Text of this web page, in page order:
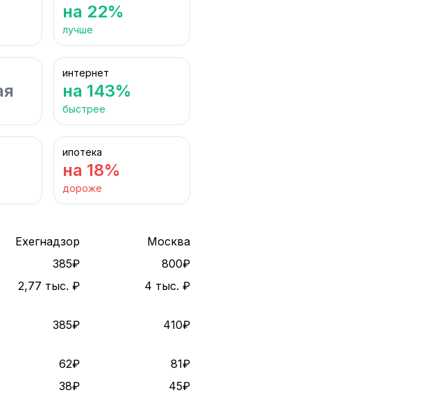
на 22%
лучше
интернет
на 143%
быстрее
ипотека
на 18%
дороже
Ехегнадзор
Москва
385₽
800₽
2,77 тыс. ₽ 4 тыс. ₽
385₽ 410₽
62₽
81₽
38₽
45₽